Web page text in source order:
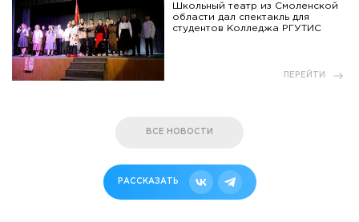
Школьный театр из Смоленской
области дал спектакль для
студентов Колледжа РГУТИС
ПЕРЕЙТИ
ВСЕ НОВОСТИ
РАССКАЗАТЬ